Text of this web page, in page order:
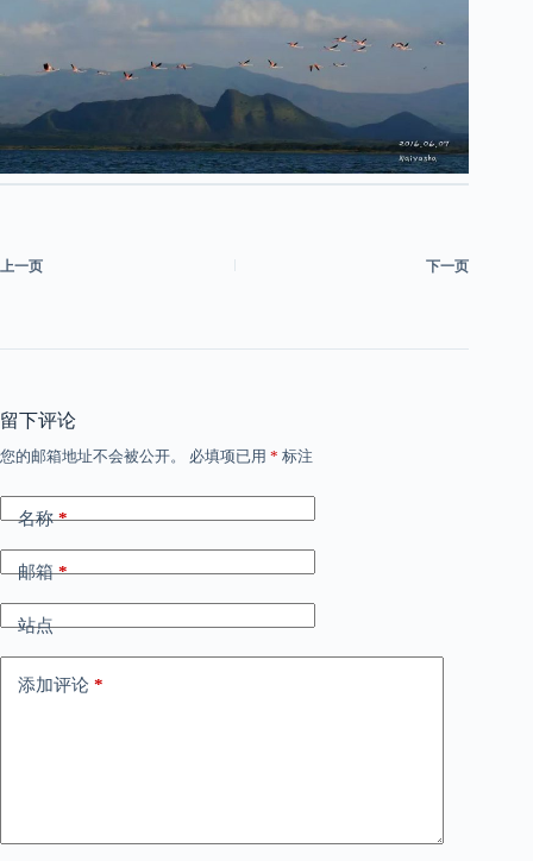
上一页 下一页
留下评论
您的邮箱地址不会被公开。 必填项已用 * 标注
名称*
邮箱*
站点
添加评论 *